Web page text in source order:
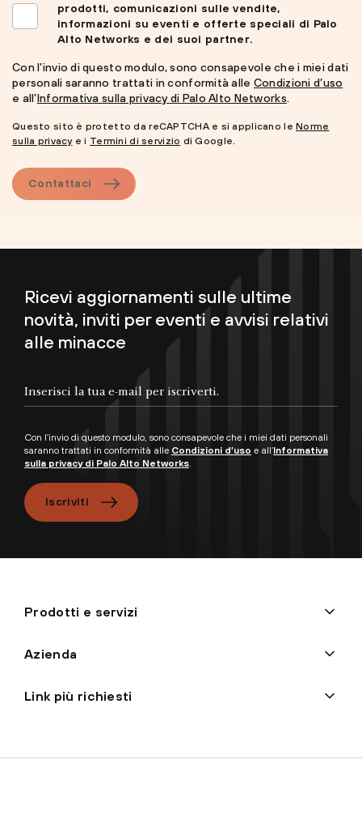
prodotti, comunicazioni sulle vendite,
informazioni su eventi e offerte speciali di Palo
Alto Networks e dei suoi partner.
Con l’invio di questo modulo, sono consapevole che i miei dati
personali saranno trattati in conformità alle Condizioni d’uso
e all’Informativa sulla privacy di Palo Alto Networks.
Questo sito è protetto da reCAPTCHA e si applicano leNorme
sulla privacye i Termini di servizio di Google.
Contattaci
Ricevi aggiornamenti sulle ultime
novità, inviti per eventi e avvisi relativi
alle minacce
Con l’invio di questo modulo, sono consapevole che i miei dati personali
saranno trattati in conformità alle Condizioni d’uso e all’Informativa
sulla privacy di Palo Alto Networks
Iscriviti
Prodotti e servizi
Azienda
Link più richiesti